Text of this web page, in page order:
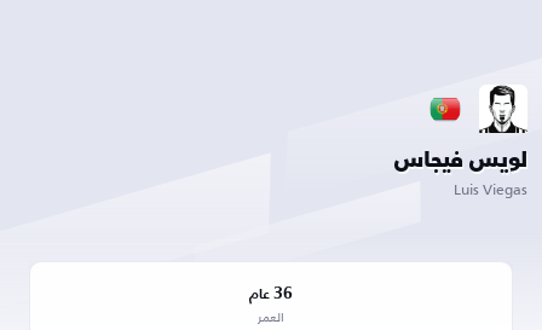
لويس فيجاس
Luis Viegas
36 عام
العمر